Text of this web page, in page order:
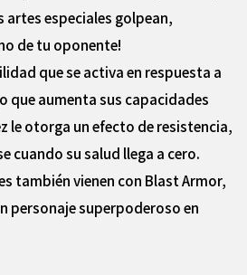
artes especiales golpean,
de tu oponente!
que se activa en respuesta a
que aumenta sus capacidades
le otorga un efecto de resistencia,
cuando su salud llega a cero.
también vienen con Blast Armor,
personaje superpoderoso en